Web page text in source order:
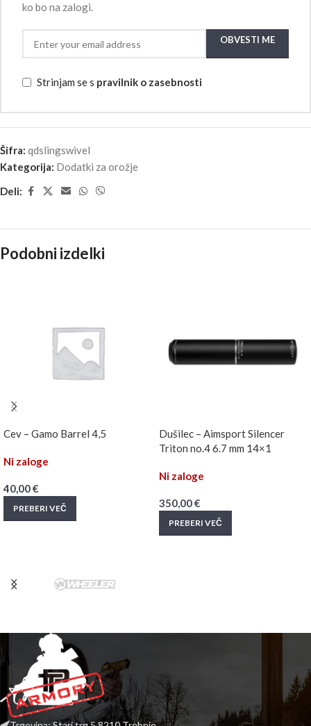
ko bo na zalogi.
OBVESTI ME
Strinjam se s pravilnik o zasebnosti
Šifra: qdslingswivel
Kategorija: Dodatki za orožje
Deli:
Podobni izdelki
Cev – Gamo Barrel 4,5
Ni zaloge
40,00€
PREBERI VEČ
Dušilec – Aimsport Silencer
Triton no.4 6.7 mm 14×1
Ni zaloge
350,00€
PREBERI VEČ